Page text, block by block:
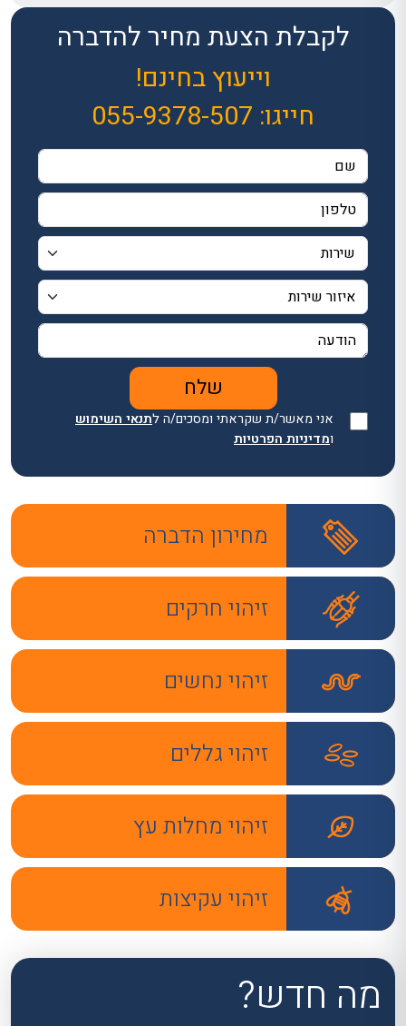
לקבלת הצעת מחיר להדברה
וייעוץ בחינם!
חייגו: 055-9378-507
אני מאשר/ת שקראתי ומסכים/ה לתנאי השימוש
ומדיניות הפרטיות
מחירון הדברה
זיהוי חרקים
זיהוי נחשים
זיהוי גללים
זיהוי מחלות עץ
זיהוי עקיצות
מה חדש?